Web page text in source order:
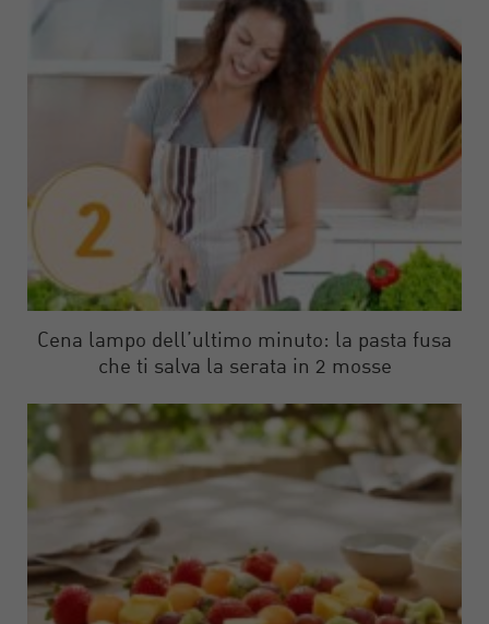
Cena lampo dell’ultimo minuto: la pasta fusa
che ti salva la serata in 2 mosse